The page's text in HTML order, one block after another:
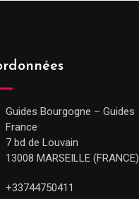
Guides Bourgogne – Guides
France
7 bd de Louvain
13008 MARSEILLE (FRANCE)
+33744750411